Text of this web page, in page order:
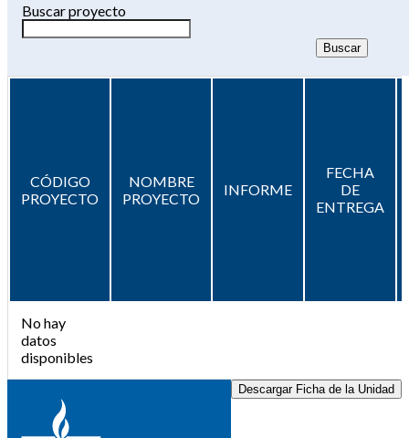
Buscar proyecto
CÓDIGO
PROYECTO
NOMBRE
PROYECTO
INFORME
FECHA
DE
ENTREGA
No hay
datos
disponibles
Descargar Ficha de la Unidad